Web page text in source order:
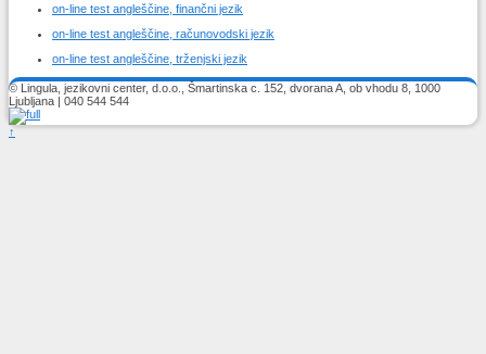
on-line test angleščine, finančni jezik
on-line test angleščine, računovodski jezik
on-line test angleščine, trženjski jezik
© Lingula, jezikovni center, d.o.o., Šmartinska c. 152, dvorana A, ob vhodu 8, 1000
Ljubljana | 040 544 544
↑